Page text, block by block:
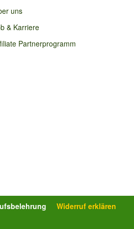
sind
uns
& Karriere
Partnerprogramm
Widerruf erklären